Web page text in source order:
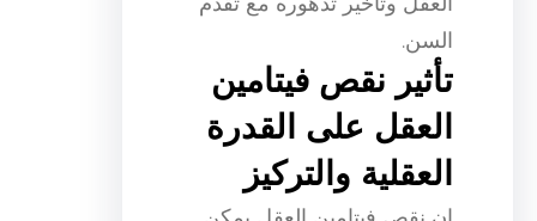
السن.
تأثير نقص فيتامين
العقل على القدرة
العقلية والتركيز